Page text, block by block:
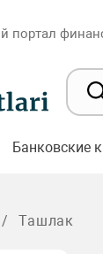
Банковские
Ташлак